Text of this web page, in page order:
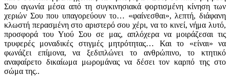
Σου αγωνία μέσα από τη συγκινησιακά φορτισμένη κίνηση των
χεριών Σου που υπαγορεύουν το… «φαίνεσθαι», λεπτή, διάφανη
κλωστή περασμένη στο αριστερό σου χέρι, να το κινεί, νήμα λυτό,
προσφορά του Υιού Σου σε μας, απλόχερα να μοιράζεσαι τις
τρυφερές μοναδικές στιγμές μητρότητας… Και το «είναι» να
φωνάζει επίμονα, να ξεδιπλώνει το ανθρώπινο, το κτητικό
αναφαίρετο δικαίωμα μωρομάνας να δέσει τον καρπό της στο
σώμα της..